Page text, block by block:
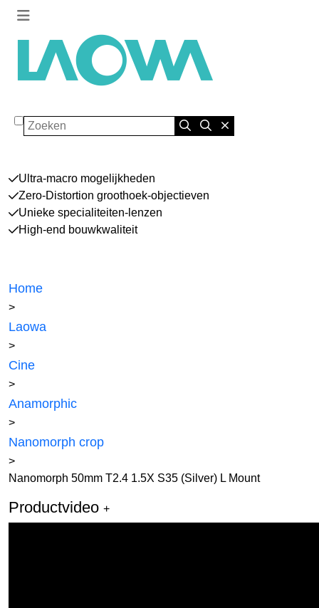
Zoeken
Ultra-macro mogelijkheden
Zero-Distortion groothoek-objectieven
Unieke specialiteiten-lenzen
High-end bouwkwaliteit
Home
>
Laowa
>
Cine
>
Anamorphic
>
Nanomorph crop
>
Nanomorph 50mm T2.4 1.5X S35 (Silver) L Mount
Productvideo +